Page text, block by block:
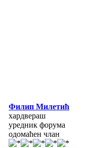
Филип Милетић
хардвераш
уредник форума
одомаћен члан